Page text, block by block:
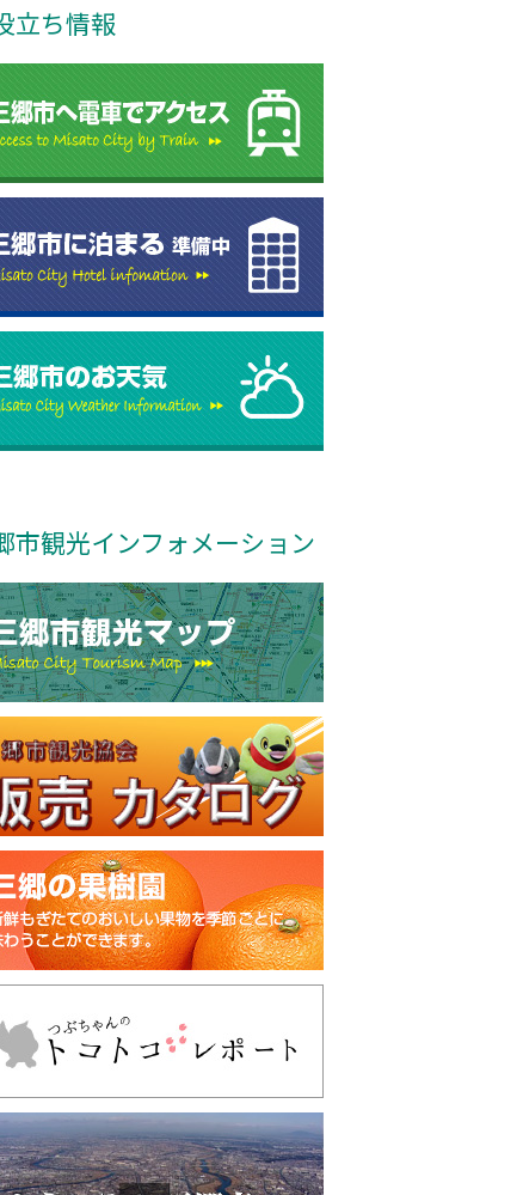
立ち情報
市観光インフォメーション